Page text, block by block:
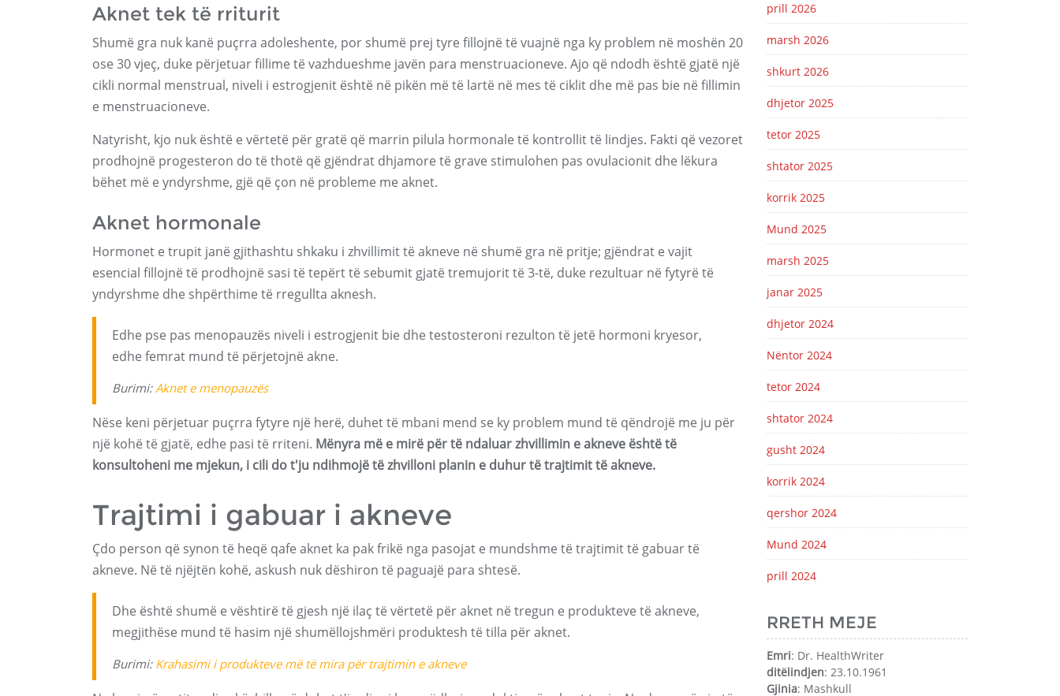
Aknet tek të rriturit
Shumë gra nuk kanë puçrra adoleshente, por shumë prej tyre fillojnë të vuajnë nga ky problem në moshën 20
ose 30 vjeç, duke përjetuar fillime të vazhdueshme javën para menstruacioneve. Ajo që ndodh është gjatë një
cikli normal menstrual, niveli i estrogjenit është në pikën më të lartë në mes të ciklit dhe më pas bie në fillimin
e menstruacioneve.
Natyrisht, kjo nuk është e vërtetë për gratë që marrin pilula hormonale të kontrollit të lindjes. Fakti që vezoret
prodhojnë progesteron do të thotë që gjëndrat dhjamore të grave stimulohen pas ovulacionit dhe lëkura
bëhet më e yndyrshme, gjë që çon në probleme me aknet.
Aknet hormonale
Hormonet e trupit janë gjithashtu shkaku i zhvillimit të akneve në shumë gra në pritje; gjëndrat e vajit
esencial fillojnë të prodhojnë sasi të tepërt të sebumit gjatë tremujorit të 3-të, duke rezultuar në fytyrë të
yndyrshme dhe shpërthime të rregullta aknesh.
Edhe pse pas menopauzës niveli i estrogjenit bie dhe testosteroni rezulton të jetë hormoni kryesor,
edhe femrat mund të përjetojnë akne.
Burimi:Aknet e menopauzës
Nëse keni përjetuar puçrra fytyre një herë, duhet të mbani mend se ky problem mund të qëndrojë me ju për
një kohë të gjatë, edhe pasi të rriteni. Mënyra më e mirë për të ndaluar zhvillimin e akneve është të
konsultoheni me mjekun, i cili do t'ju ndihmojë të zhvilloni planin e duhur të trajtimit të akneve.
Trajtimi i gabuar i akneve
Çdo person që synon të heqë qafe aknet ka pak frikë nga pasojat e mundshme të trajtimit të gabuar të
akneve. Në të njëjtën kohë, askush nuk dëshiron të paguajë para shtesë.
Dhe është shumë e vështirë të gjesh një ilaç të vërtetë për aknet në tregun e produkteve të akneve,
megjithëse mund të hasim një shumëllojshmëri produktesh të tilla për aknet.
Burimi: Krahasimi i produkteve më të mira për trajtimin e akneve
prill 2026
marsh 2026
shkurt 2026
dhjetor 2025
tetor 2025
shtator 2025
korrik 2025
Mund 2025
marsh 2025
janar 2025
dhjetor 2024
Nëntor 2024
tetor 2024
shtator 2024
gusht 2024
korrik 2024
qershor 2024
Mund 2024
prill 2024
RRETH MEJE
Emri: Dr. HealthWriter
ditëlindjen: 23.10.1961
Gjinia: Mashkull